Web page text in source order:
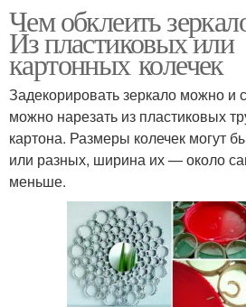
Чем обклеить
Из пластиковых или
картонных колечек
Задекорировать зеркало можно и
можно нарезать из пластиковых
картона. Размеры колечек могут
или разных, ширина их — около
меньше.